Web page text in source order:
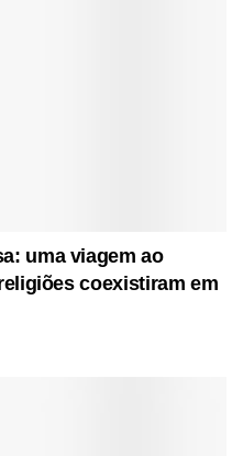
uma viagem ao
coexistiram em